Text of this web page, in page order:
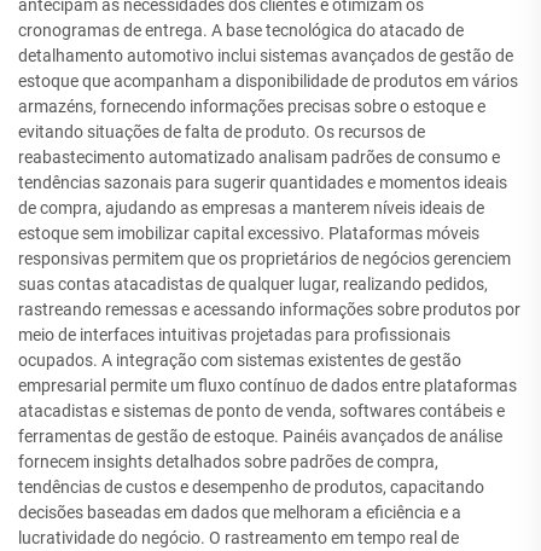
antecipam as necessidades dos clientes e otimizam os
cronogramas de entrega. A base tecnológica do atacado de
detalhamento automotivo inclui sistemas avançados de gestão de
estoque que acompanham a disponibilidade de produtos em vários
armazéns, fornecendo informações precisas sobre o estoque e
evitando situações de falta de produto. Os recursos de
reabastecimento automatizado analisam padrões de consumo e
tendências sazonais para sugerir quantidades e momentos ideais
de compra, ajudando as empresas a manterem níveis ideais de
estoque sem imobilizar capital excessivo. Plataformas móveis
responsivas permitem que os proprietários de negócios gerenciem
suas contas atacadistas de qualquer lugar, realizando pedidos,
rastreando remessas e acessando informações sobre produtos por
meio de interfaces intuitivas projetadas para profissionais
ocupados. A integração com sistemas existentes de gestão
empresarial permite um fluxo contínuo de dados entre plataformas
atacadistas e sistemas de ponto de venda, softwares contábeis e
ferramentas de gestão de estoque. Painéis avançados de análise
fornecem insights detalhados sobre padrões de compra,
tendências de custos e desempenho de produtos, capacitando
decisões baseadas em dados que melhoram a eficiência e a
lucratividade do negócio. O rastreamento em tempo real de